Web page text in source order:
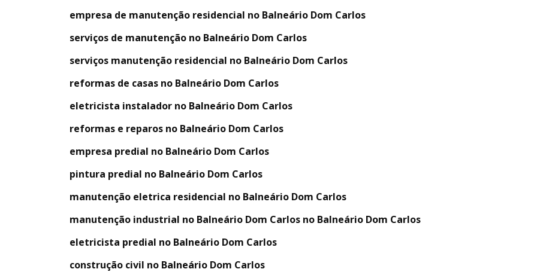
empresa de manutenção residencial no Balneário Dom Carlos
serviços de manutenção no Balneário Dom Carlos
serviços manutenção residencial no Balneário Dom Carlos
reformas de casas no Balneário Dom Carlos
eletricista instalador no Balneário Dom Carlos
reformas e reparos no Balneário Dom Carlos
empresa predial no Balneário Dom Carlos
pintura predial no Balneário Dom Carlos
manutenção eletrica residencial no Balneário Dom Carlos
manutenção industrial no Balneário Dom Carlos no Balneário Dom Carlos
eletricista predial no Balneário Dom Carlos
construção civil no Balneário Dom Carlos